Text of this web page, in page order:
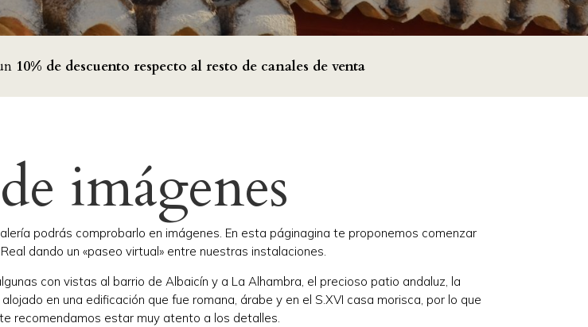
10% de descuento respecto al resto de canales de venta
imágenes
podrás comprobarlo en imágenes. En esta páginagina te proponemos comenzar
dando un «paseo virtual» entre nuestras instalaciones.
con vistas al barrio de Albaicín y a La Alhambra, el precioso patio andaluz, la
en una edificación que fue romana, árabe y en el S.XVI casa morisca, por lo que
recomendamos estar muy atento a los detalles.